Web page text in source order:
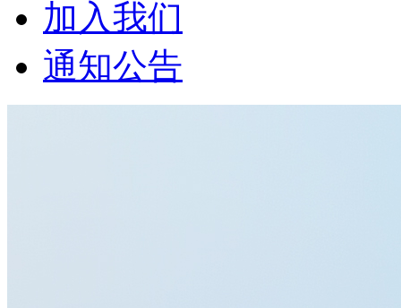
加入我们
通知公告